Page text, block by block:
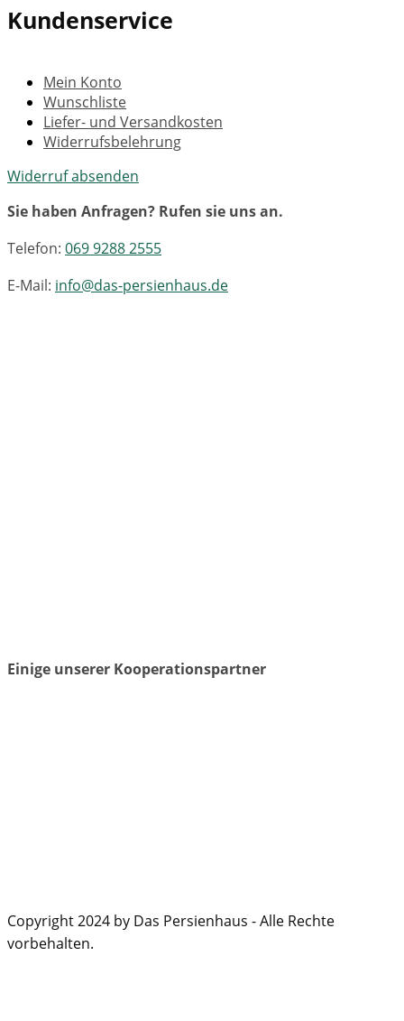
Kundenservice
Mein Konto
Wunschliste
Liefer- und Versandkosten
Widerrufsbelehrung
Widerruf absenden
Sie haben Anfragen? Rufen sie uns an.
Telefon: 069 9288 2555
E-Mail: info@das-persienhaus.de
Einige unserer Kooperationspartner
Copyright 2024 by Das Persienhaus - Alle Rechte
vorbehalten.